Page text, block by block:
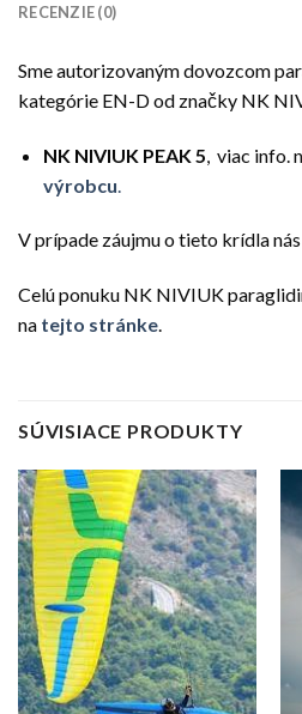
RECENZIE (0)
Sme autorizovaným dovozcom
kategórie EN-D od značky NK
NK NIVIUK PEAK 5 , viac info.
výrobcu
V prípade záujmu o tieto krídla
Celú ponuku NK NIVIUK
na tejto stránke.
SÚVISIACE PRODUKTY